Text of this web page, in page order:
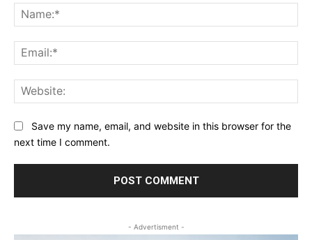
Save my name, email, and website in this browser for the
next time I comment.
- Advertisment -